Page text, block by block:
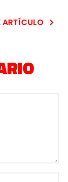
ARTÍCULO